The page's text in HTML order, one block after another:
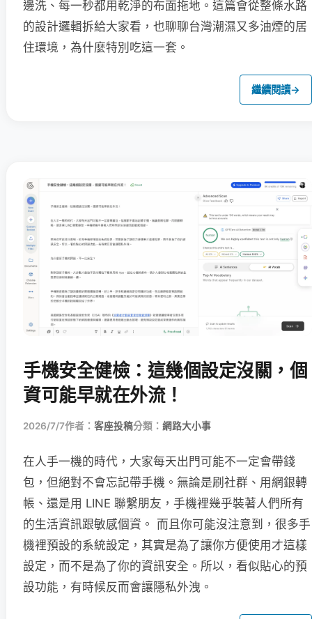
邊洗、每一秒都用乾淨的布面拖地。這篇會從整條水路
的設計邏輯拆給大家看，也聊聊台灣潮濕又多油煙的居
住環境，為什麼特別吃這一套。
繼續閱讀→
手機安全健檢：這幾個設定沒關，個
資可能早就在外流！
2026/7/7作者： 客座投稿分類： 網路大小事
在人手一機的時代，大家每天出門可能不一定會帶錢
包，但絕對不會忘記帶手機。無論是刷社群、用網銀轉
帳、還是用 LINE 聯繫朋友，手機裡幾乎裝著人們所有
的生活資訊跟敏感個資。 而且你可能沒注意到，很多手
機裡預設的系統設定，其實是為了讓你方便使用才這樣
設定，而不是為了你的資訊安全。所以，看似貼心的預
設功能，有時候反而會讓隱私外洩。